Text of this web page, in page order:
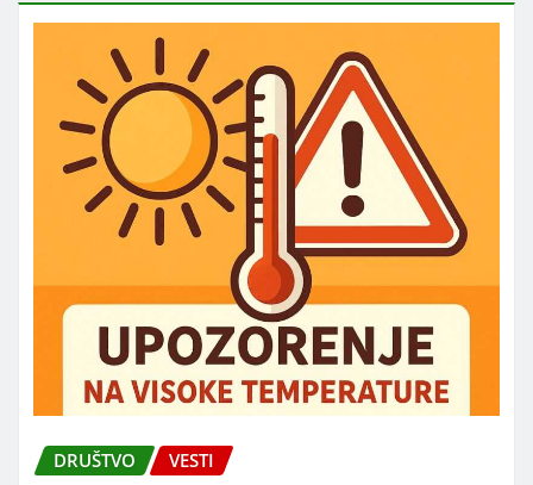
DRUŠTVO VESTI